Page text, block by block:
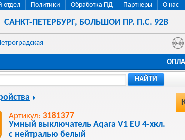
отдел Политики Обработка ПД Партнеры
О нас
САНКТ-ПЕТЕРБУРГ, БОЛЬШОЙ ПР. П.С. 92В
НАЙТИ
Артикул: 3181377
Умный выключатель Aqara V1 EU 4-хкл.
с нейтралью белый